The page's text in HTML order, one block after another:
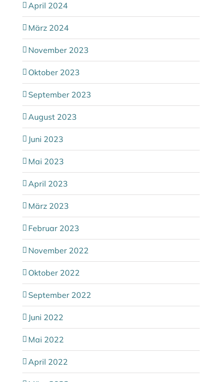
April 2024
März 2024
November 2023
Oktober 2023
September 2023
August 2023
Juni 2023
Mai 2023
April 2023
März 2023
Februar 2023
November 2022
Oktober 2022
September 2022
Juni 2022
Mai 2022
April 2022